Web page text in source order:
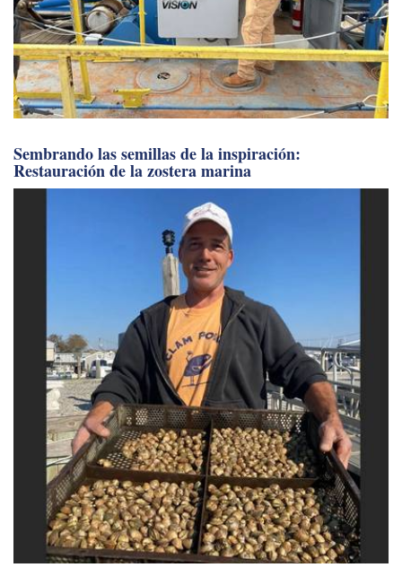
Sembrando las semillas de la inspiración:
Restauración de la zostera marina